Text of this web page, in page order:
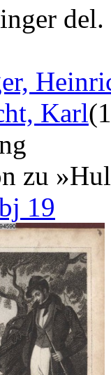
Karl
zu
19